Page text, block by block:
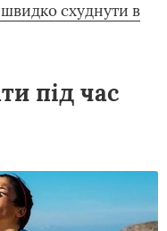
схуднути в
під час